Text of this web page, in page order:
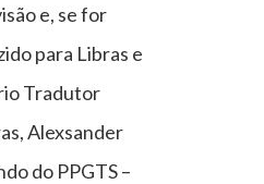
e, se for
para Libras e
Tradutor
Alexsander
do PPGTS –